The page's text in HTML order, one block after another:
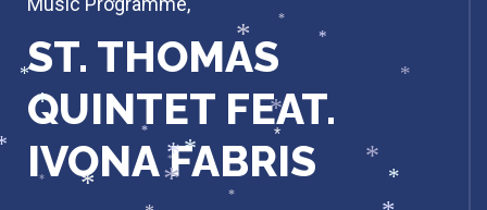
ST. THOMAS
QUINTET FEAT.
IVONA FABRIS
*
*
*
*
*
*
*
*
*
*
*
*
*
*
*
*
*
*
*